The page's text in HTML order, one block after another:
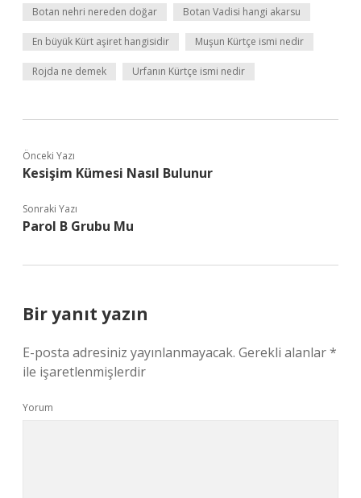
Botan nehri nereden doğar Botan Vadisi hangi akarsu
En büyük Kürt aşiret hangisidir Muşun Kürtçe ismi nedir
Rojda ne demek Urfanın Kürtçe ismi nedir
Önceki Yazı
Kesişim Kümesi Nasıl Bulunur
Sonraki Yazı
Parol B Grubu Mu
Bir yanıt yazın
E-posta adresiniz yayınlanmayacak. Gerekli alanlar*
ile işaretlenmişlerdir
Yorum